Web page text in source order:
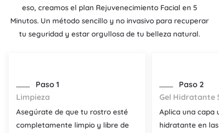
eso, creamos el plan Rejuvenecimiento Facial en 5
Minutos. Un método sencillo y no invasivo para recuperar
tu seguridad y estar orgullosa de tu belleza natural.
Paso 1
Limpieza
Asegúrate de que tu rostro esté
completamente limpio y libre de
Paso 2
Gel Hidratante
Aplica una capa
hidratante en